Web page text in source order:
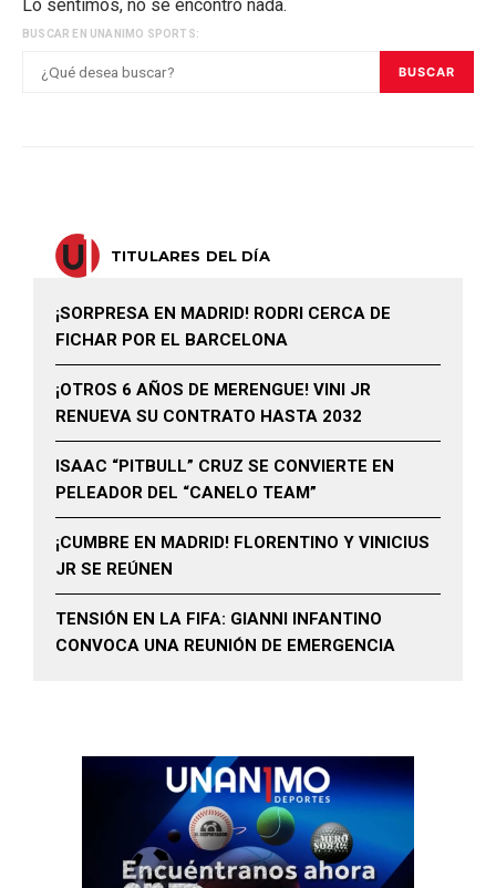
Lo sentimos, no se encontró nada.
BUSCAR EN UNANIMO SPORTS:
BUSCAR
TITULARES DEL DÍA
¡SORPRESA EN MADRID! RODRI CERCA DE
FICHAR POR EL BARCELONA
¡OTROS 6 AÑOS DE MERENGUE! VINI JR
RENUEVA SU CONTRATO HASTA 2032
ISAAC “PITBULL” CRUZ SE CONVIERTE EN
PELEADOR DEL “CANELO TEAM”
¡CUMBRE EN MADRID! FLORENTINO Y VINICIUS
JR SE REÚNEN
TENSIÓN EN LA FIFA: GIANNI INFANTINO
CONVOCA UNA REUNIÓN DE EMERGENCIA